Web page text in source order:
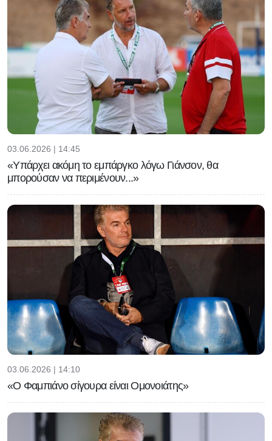
03.06.2026 | 14:45
«Υπάρχει ακόμη το εμπάργκο λόγω Γιάνσον, θα
μπορούσαν να περιμένουν...»
03.06.2026 | 14:10
«Ο Φαμπιάνο σίγουρα είναι Ομονοιάτης»